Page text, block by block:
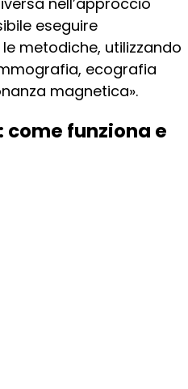
eseguire
metodiche, utilizzando
ecografia
magnetica».
come funziona e